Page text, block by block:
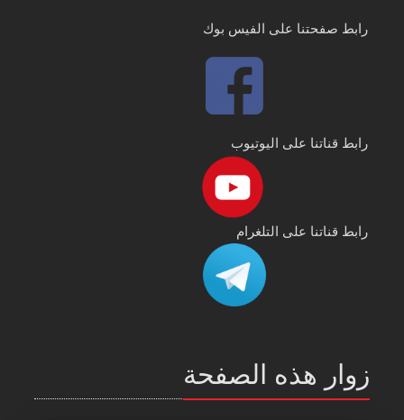
رابط صفحتنا على الفيس بوك
رابط قناتنا على اليوتيوب
رابط قناتنا على التلغرام
زوار هذه الصفحة